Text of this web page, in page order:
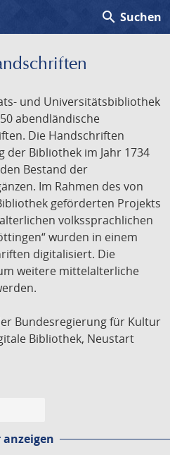
search Suchen
und Universitätsbibliothek
abendländische
Die Handschriften
Bibliothek im Jahr 1734
Bestand der
Im Rahmen des von
geförderten Projekts
volkssprachlichen
wurden in einem
digitalisiert. Die
weitere mittelalterliche
Bundesregierung für Kultur
Bibliothek, Neustart